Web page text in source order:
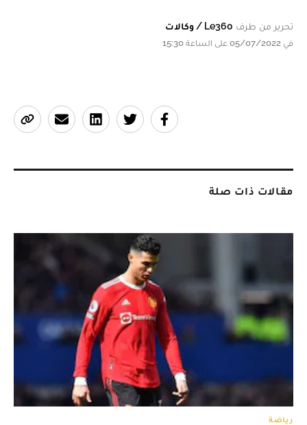
تحرير من طرف Le360 / وكالات
في 05/07/2022 على الساعة 15:30
مقالات ذات صلة
رياضة